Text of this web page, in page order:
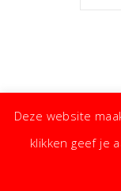
Koken met
Deze website
klikken geef je